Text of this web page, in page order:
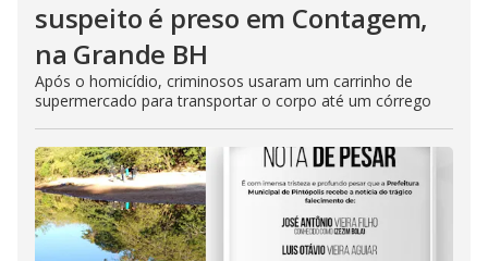
suspeito é preso em Contagem,
na Grande BH
Após o homicídio, criminosos usaram um carrinho de
supermercado para transportar o corpo até um córrego